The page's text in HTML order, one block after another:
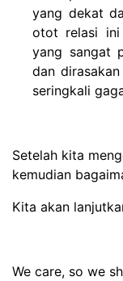
yang dekat
otot relasi ini
yang sangat
dan
seringkali
Setelah kita
kemudian
Kita akan
We care, so we